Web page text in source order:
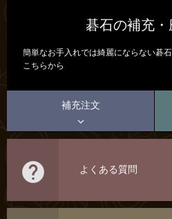
碁石の補充・
簡単なお手入れでは綺麗にならない碁
こちらから
補充注文

 よくある質問